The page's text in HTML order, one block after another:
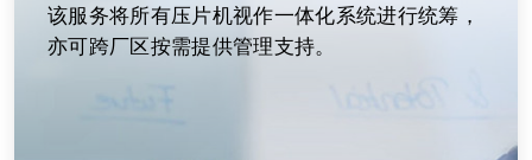
该服务将所有压片机视作一体化系统进行统筹，
亦可跨厂区按需提供管理支持。